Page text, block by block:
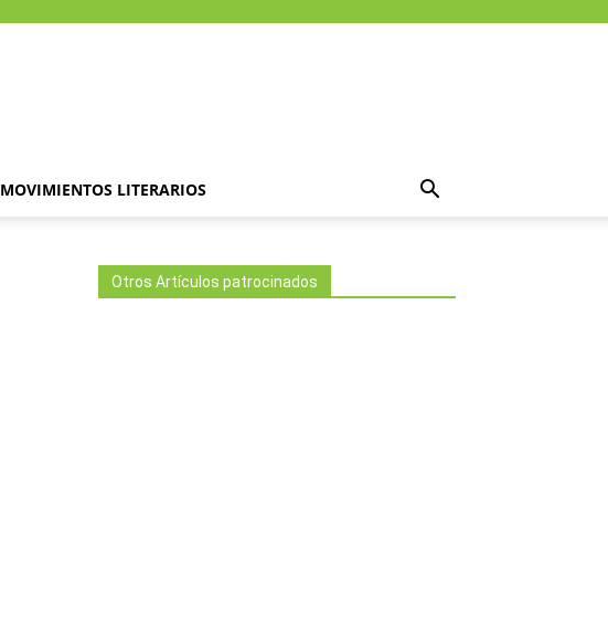
MOVIMIENTOS LITERARIOS
Otros Artículos patrocinados